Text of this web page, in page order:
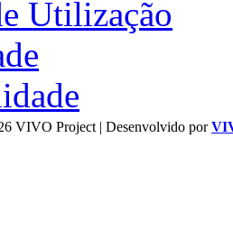
Utilização
VIVO Project | Desenvolvido por